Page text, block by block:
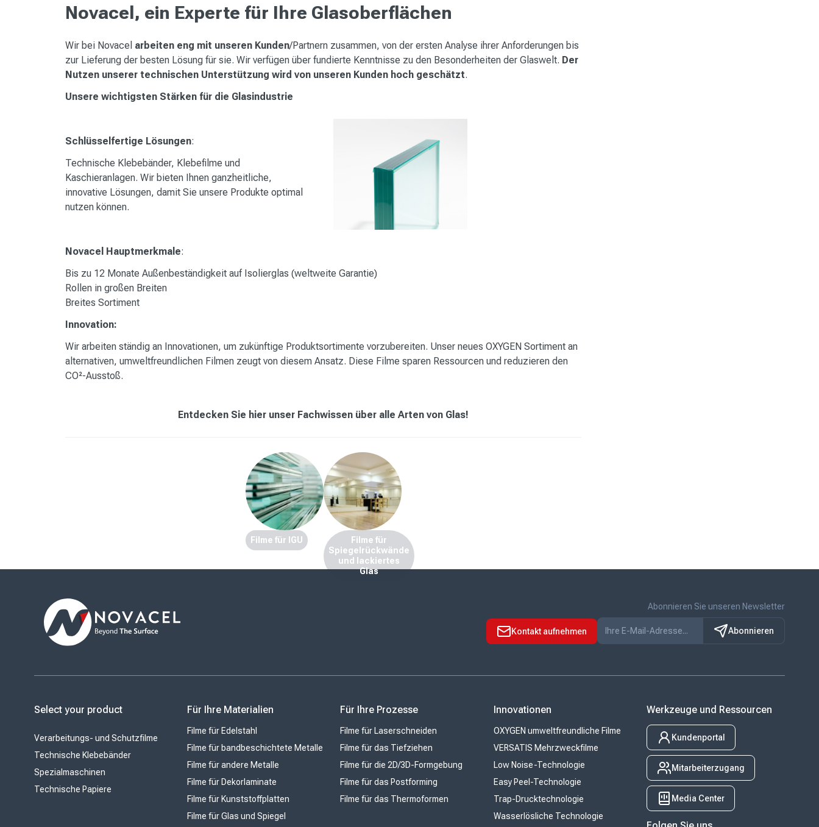
Novacel, ein Experte für Ihre Glasoberflächen
Wir bei Novacel arbeiten eng mit unseren Kunden/Partnern zusammen, von der ersten Analyse ihrer Anforderungen bis
zur Lieferung der besten Lösung für sie. Wir verfügen über fundierte Kenntnisse zu den Besonderheiten der Glaswelt. Der
Nutzen unserer technischen Unterstützung wird von unseren Kunden hoch geschätzt.
Unsere wichtigsten Stärken für die Glasindustrie
Schlüsselfertige Lösungen:
Technische Klebebänder, Klebefilme und
Kaschieranlagen. Wir bieten Ihnen ganzheitliche,
innovative Lösungen, damit Sie unsere Produkte optimal
nutzen können.
Novacel Hauptmerkmale:
Bis zu 12 Monate Außenbeständigkeit auf Isolierglas (weltweite Garantie)
Rollen in großen Breiten
Breites Sortiment
Innovation:
Wir arbeiten ständig an Innovationen, um zukünftige Produktsortimente vorzubereiten. Unser neuesOXYGEN Sortimentan
alternativen, umweltfreundlichen Filmen zeugt von diesem Ansatz. Diese Filme sparen Ressourcen und reduzieren den
CO²-Ausstoß.
Entdecken Sie hier unser Fachwissen über alle Arten von Glas!
Filme für IGU
Filme für
Spiegelrückwände
und lackiertes
Glas
Kontakt aufnehmen
Abonnieren Sie unseren Newsletter
Abonnieren
Select your product
Verarbeitungs- und Schutzfilme
Technische Klebebänder
Spezialmaschinen
Technische Papiere
Für Ihre Materialien
Filme für Edelstahl
Filme für bandbeschichtete Metalle
Filme für andere Metalle
Filme für Dekorlaminate
Filme für Kunststoffplatten
Filme für Glas und Spiegel
Für Ihre Prozesse
Filme für Laserschneiden
Filme für das Tiefziehen
Filme für die 2D/3D-Formgebung
Filme für das Postforming
Filme für das Thermoformen
Innovationen
OXYGEN umweltfreundliche Filme
VERSATIS Mehrzweckfilme
Low Noise-Technologie
Easy Peel-Technologie
Trap-Drucktechnologie
Wasserlösliche Technologie
Werkzeuge und Ressourcen
Kundenportal
Mitarbeiterzugang
Media Center